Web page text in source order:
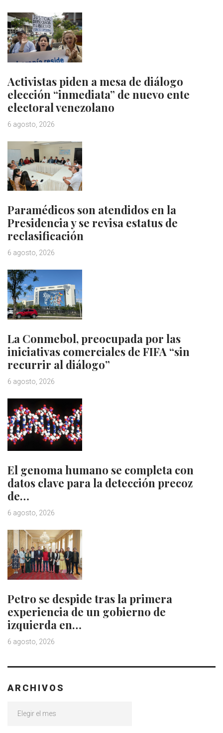
Activistas piden a mesa de diálogo
elección “inmediata” de nuevo ente
electoral venezolano
6 agosto, 2026
Paramédicos son atendidos en la
Presidencia y se revisa estatus de
reclasificación
6 agosto, 2026
La Conmebol, preocupada por las
iniciativas comerciales de FIFA “sin
recurrir al diálogo”
6 agosto, 2026
El genoma humano se completa con
datos clave para la detección precoz
de…
6 agosto, 2026
Petro se despide tras la primera
experiencia de un gobierno de
izquierda en…
6 agosto, 2026
ARCHIVOS